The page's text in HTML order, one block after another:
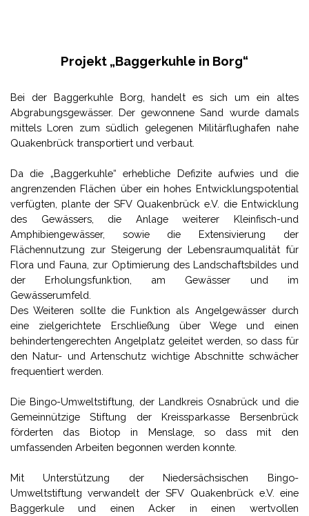
Projekt „Baggerkuhle in Borg“
Bei der Baggerkuhle Borg, handelt es sich um ein altes
Abgrabungsgewässer. Der gewonnene Sand wurde damals
mittels Loren zum südlich gelegenen Militärflughafen nahe
Quakenbrück transportiert und verbaut.
Da die „Baggerkuhle“ erhebliche Defizite aufwies und die
angrenzenden Flächen über ein hohes Entwicklungspotential
verfügten, plante der SFV Quakenbrück e.V. die Entwicklung
des Gewässers, die Anlage weiterer Kleinfisch-und
Amphibiengewässer, sowie die Extensivierung der
Flächennutzung zur Steigerung der Lebensraumqualität für
Flora und Fauna, zur Optimierung des Landschaftsbildes und
der Erholungsfunktion, am Gewässer und im
Gewässerumfeld.
Des Weiteren sollte die Funktion als Angelgewässer durch
eine zielgerichtete Erschließung über Wege und einen
behindertengerechten Angelplatz geleitet werden, so dass für
den Natur- und Artenschutz wichtige Abschnitte schwächer
frequentiert werden.
Die Bingo-Umweltstiftung, der Landkreis Osnabrück und die
Gemeinnützige Stiftung der Kreissparkasse Bersenbrück
förderten das Biotop in Menslage, so dass mit den
umfassenden Arbeiten begonnen werden konnte.
Mit Unterstützung der Niedersächsischen Bingo-
Umweltstiftung verwandelt derSFV Quakenbrück e.V. eine
Baggerkule und einen Acker in einen wertvollen